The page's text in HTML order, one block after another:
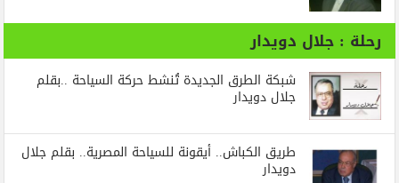
رحلة : جلال دويدار
شبكة الطرق الجديدة تُنشط حركة السياحة ..بقلم
جلال دويدار
طريق الكباش.. أيقونة للسياحة المصرية.. بقلم جلال
دويدار